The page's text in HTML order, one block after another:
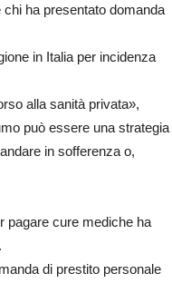
chi ha presentato domanda
in Italia per incidenza
alla sanità privata»,
può essere una strategia
in sofferenza o,
pagare cure mediche ha
di prestito personale